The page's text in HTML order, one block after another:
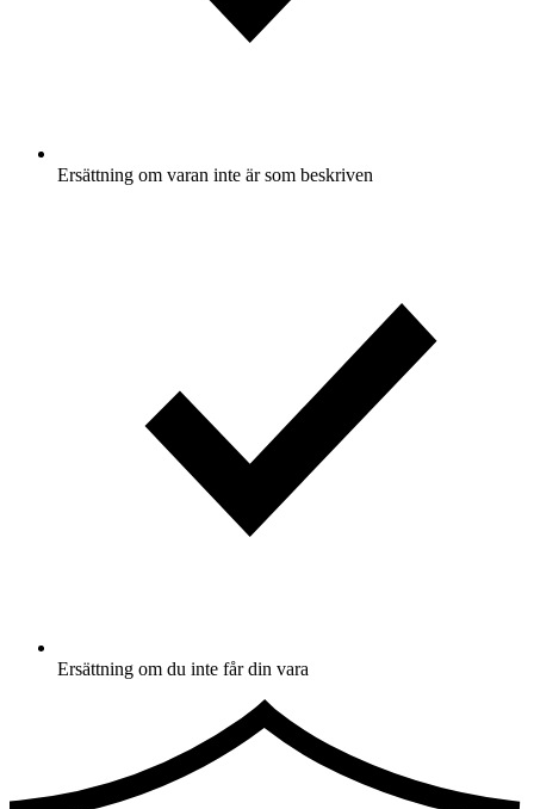
Ersättning om varan inte är som beskriven
Ersättning om du inte får din vara